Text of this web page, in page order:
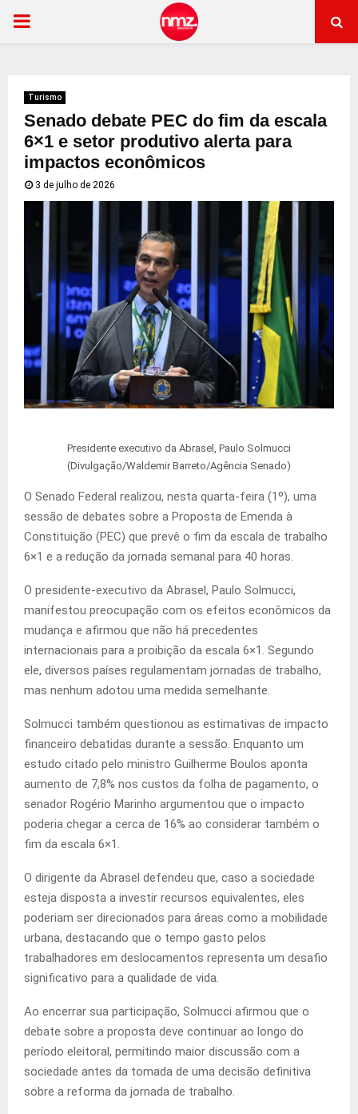
PRIMARY
Turismo
Senado debate PEC do fim da escala
6×1 e setor produtivo alerta para
impactos econômicos
3 de julho de 2026
Presidente executivo da Abrasel, Paulo Solmucci
(Divulgação/Waldemir Barreto/Agência Senado)
O Senado Federal realizou, nesta quarta-feira (1º), uma
sessão de debates sobre a Proposta de Emenda à
Constituição (PEC) que prevê o fim da escala de trabalho
6×1 e a redução da jornada semanal para 40 horas.
O presidente-executivo da Abrasel, Paulo Solmucci,
manifestou preocupação com os efeitos econômicos da
mudança e afirmou que não há precedentes
internacionais para a proibição da escala 6×1. Segundo
ele, diversos países regulamentam jornadas de trabalho,
mas nenhum adotou uma medida semelhante.
Solmucci também questionou as estimativas de impacto
financeiro debatidas durante a sessão. Enquanto um
estudo citado pelo ministro Guilherme Boulos aponta
aumento de 7,8% nos custos da folha de pagamento, o
senador Rogério Marinho argumentou que o impacto
poderia chegar a cerca de 16% ao considerar também o
fim da escala 6×1.
O dirigente da Abrasel defendeu que, caso a sociedade
esteja disposta a investir recursos equivalentes, eles
poderiam ser direcionados para áreas como a mobilidade
urbana, destacando que o tempo gasto pelos
trabalhadores em deslocamentos representa um desafio
significativo para a qualidade de vida.
Ao encerrar sua participação, Solmucci afirmou que o
debate sobre a proposta deve continuar ao longo do
período eleitoral, permitindo maior discussão com a
sociedade antes da tomada de uma decisão definitiva
sobre a reforma da jornada de trabalho.